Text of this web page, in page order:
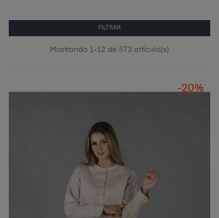
FILTRAR
Mostrando 1-12 de 573 artículo(s)
-20%